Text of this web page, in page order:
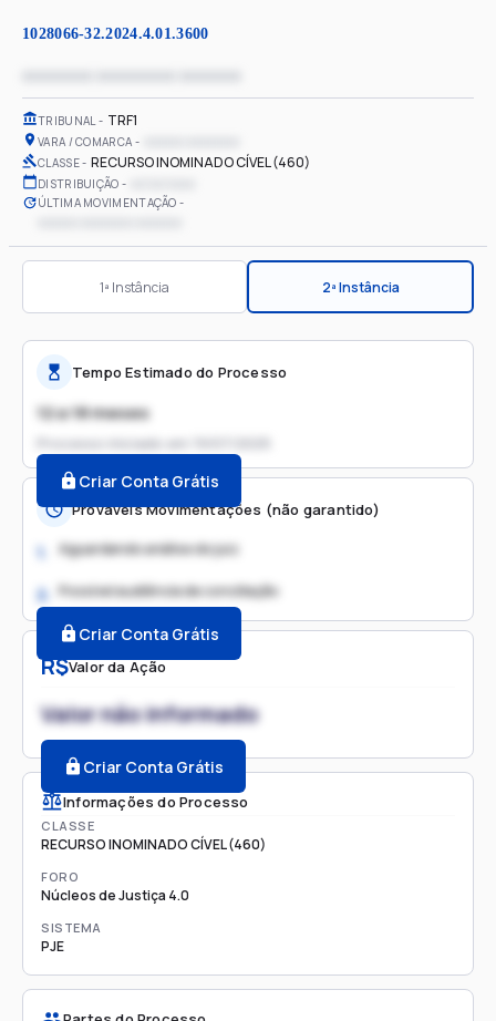
1028066-32.2024.4.01.3600
TRIBUNAL TRF1
VARA / COMARCA
CLASSE RECURSO INOMINADO CÍVEL (460)
DISTRIBUIÇÃO
ÚLTIMA MOVIMENTAÇÃO
1ª Instância 2ª Instância
R$Valor da Ação
Valor não informado
Criar Conta Grátis
Informações do Processo
CLASSE
RECURSO INOMINADO CÍVEL (460)
FORO
Núcleos de Justiça 4.0
SISTEMA
PJE
Tempo Estimado do Processo
12 a 18 meses
Processo iniciado em
Criar Conta Grátis
Prováveis Movimentações (não garantido)
1. Aguardando análise do juiz
2. Possível audiência de conciliação
Criar Conta Grátis